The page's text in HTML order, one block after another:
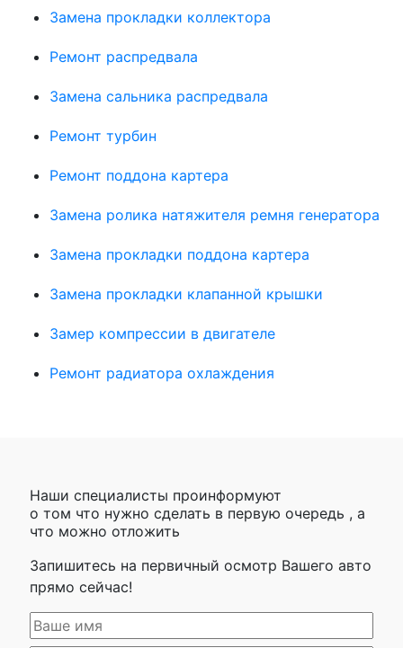
Замена прокладки коллектора
Ремонт распредвала
Замена сальника распредвала
Ремонт турбин
Ремонт поддона картера
Замена ролика натяжителя ремня генератора
Замена прокладки поддона картера
Замена прокладки клапанной крышки
Замер компрессии в двигателе
Ремонт радиатора охлаждения
Наши специалисты проинформуют
о том что нужно сделать в первую очередь , а
что можно отложить
Запишитесь на первичный осмотр Вашего авто
прямо сейчас!